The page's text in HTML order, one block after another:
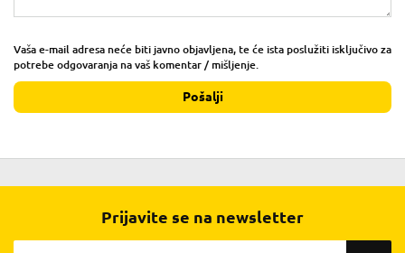
Vaša e-mail adresa neće biti javno objavljena, te će ista poslužiti isključivo za
potrebe odgovaranja na vaš komentar / mišljenje.
Pošalji
Prijavite se na newsletter